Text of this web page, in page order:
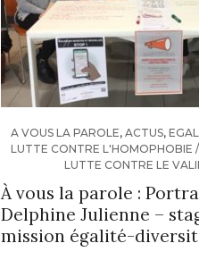
A VOUS LA PAROLE, ACTUS,
LUTTE CONTRE L'HOMOPHOBIE
LUTTE CONTRE LE
À vous la parole :
Delphine Julienne –
mission égalité-